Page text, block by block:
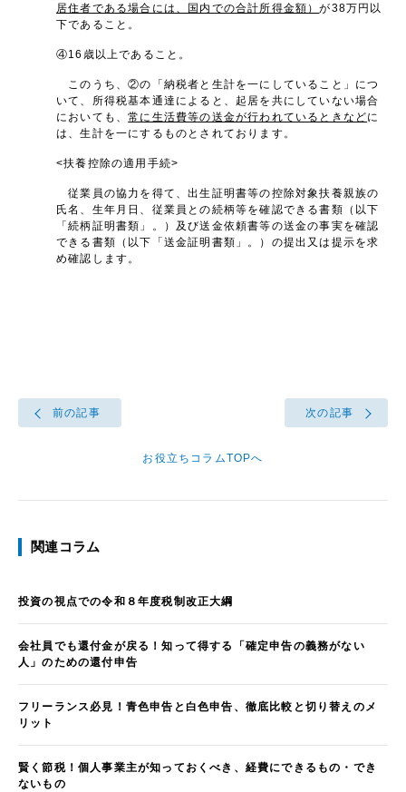
居住者である場合には、国内での合計所得金額）が38万円以
下であること。
④16歳以上であること。
このうち、②の「納税者と生計を一にしていること」につ
いて、所得税基本通達によると、起居を共にしていない場合
においても、常に生活費等の送金が行われているときなどに
は、生計を一にするものとされております。
<扶養控除の適用手続>
従業員の協力を得て、出生証明書等の控除対象扶養親族の
氏名、生年月日、従業員との続柄等を確認できる書類（以下
「続柄証明書類」。）及び送金依頼書等の送金の事実を確認
できる書類（以下「送金証明書類」。）の提出又は提示を求
め確認します。
前の記事
お役立ちコラムTOPへ
次の記事
関連コラム
投資の視点での令和８年度税制改正大綱
会社員でも還付金が戻る！知って得する「確定申告の義務がない
人」のための還付申告
フリーランス必見！青色申告と白色申告、徹底比較と切り替えのメ
リット
賢く節税！個人事業主が知っておくべき、経費にできるもの・でき
ないもの